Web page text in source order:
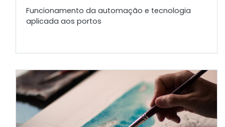
Funcionamento da automação e tecnologia
aplicada aos portos